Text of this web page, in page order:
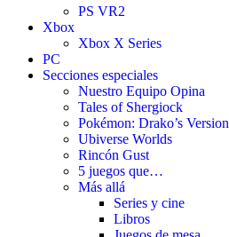
PS VR2
Xbox
Xbox X Series
PC
Secciones especiales
Nuestro Equipo Opina
Tales of Shergiock
Pokémon: Drako’s Version
Ubiverse Worlds
Rincón Gust
5 juegos que…
Más allá
Series y cine
Libros